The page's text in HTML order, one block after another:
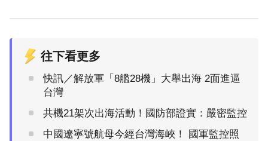
往下看更多
快訊／解放軍「8艦28機」大舉出海 2面進逼
台灣
共機21架次出海活動！國防部證實：嚴密監控
中國遼寧號航母今經台灣海峽！ 國軍監控照